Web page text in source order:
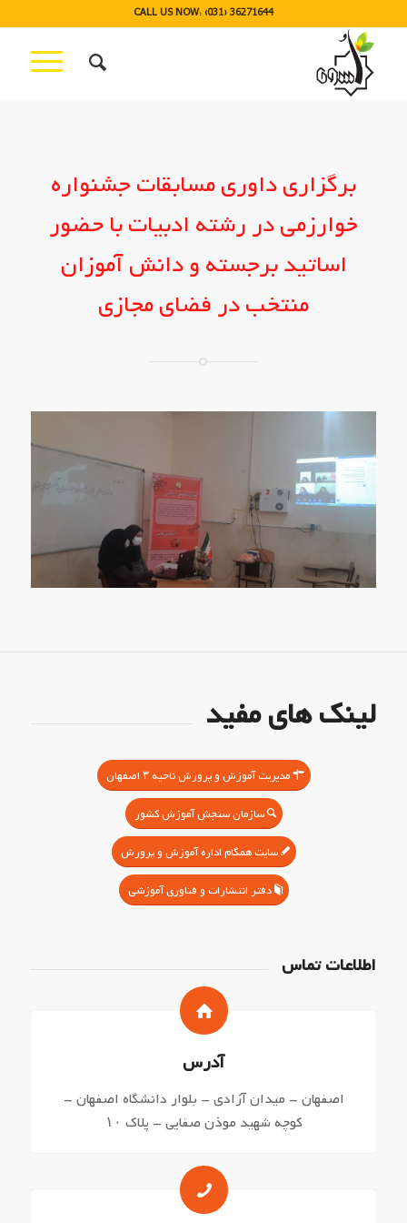
CALL US NOW: (031) 36271644
برگزاری داوری مسابقات جشنواره
خوارزمی در رشته ادبیات با حضور
اساتید برجسته و دانش آموزان
منتخب در فضای مجازی
لینک های مفید
مدیریت آموزش و پرورش ناحیه ۳ اصفهان
سازمان سنجش آموزش کشور
سایت همگام اداره آموزش و پرورش
دفتر انتشارات و فناوری آموزشی
اطلاعات تماس
آدرس
اصفهان – میدان آزادی – بلوار دانشگاه اصفهان –
کوچه شهید موذن صفایی – پلاک ۱۰